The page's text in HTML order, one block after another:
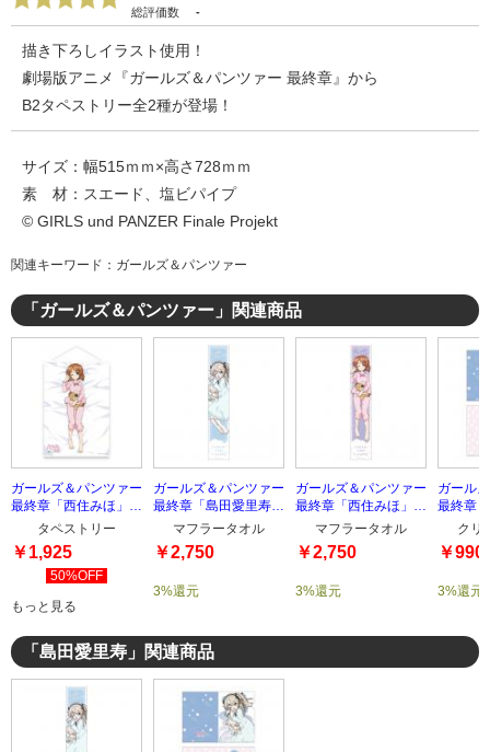
総評価数
-
描き下ろしイラスト使用！
劇場版アニメ『ガールズ＆パンツァー 最終章』から
B2タペストリー全2種が登場！
サイズ：幅515ｍｍ×高さ728ｍｍ
素 材：スエード、塩ビパイプ
© GIRLS und PANZER Finale Projekt
関連キーワード：ガールズ＆パンツァー
「ガールズ＆パンツァー」関連商品
ガールズ＆パンツァー
最終章「西住みほ」
B2タペストリー
タペストリー
￥1,925
50%OFF
ガールズ＆パンツァー
最終章「島田愛里寿」
マフラータオル
マフラータオル
￥2,750
3%還元
ガールズ＆パンツァー
最終章「西住みほ」マ
フラータオル
マフラータオル
￥2,750
3%還元
ガール
最終章
クリア
クリ
￥990
3%還元
もっと見る
「島田愛里寿」関連商品